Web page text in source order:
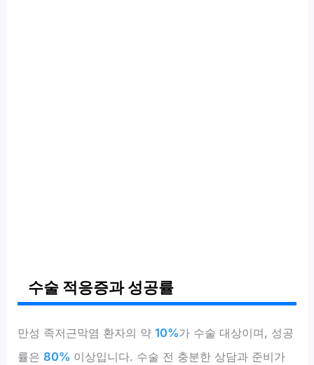
수술 적응증과 성공률
만성 족저근막염 환자의 약10%가 수술 대상이며, 성공
률은80% 이상입니다. 수술 전 충분한 상담과 준비가